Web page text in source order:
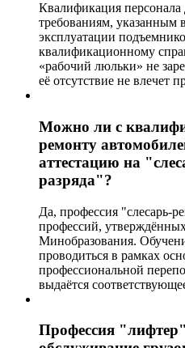
Квалификация персонала
требованиям, указанным
эксплуатации
квалификационному
«рабочий люльки» не
её отсутствие не влечет
Можно ли с
ремонту
аттестацию на
разряда"?
Да, профессия "слесарь-
профессий,
Минобразования.
проводиться в рамках
профессиональной
выдаётся
Профессия